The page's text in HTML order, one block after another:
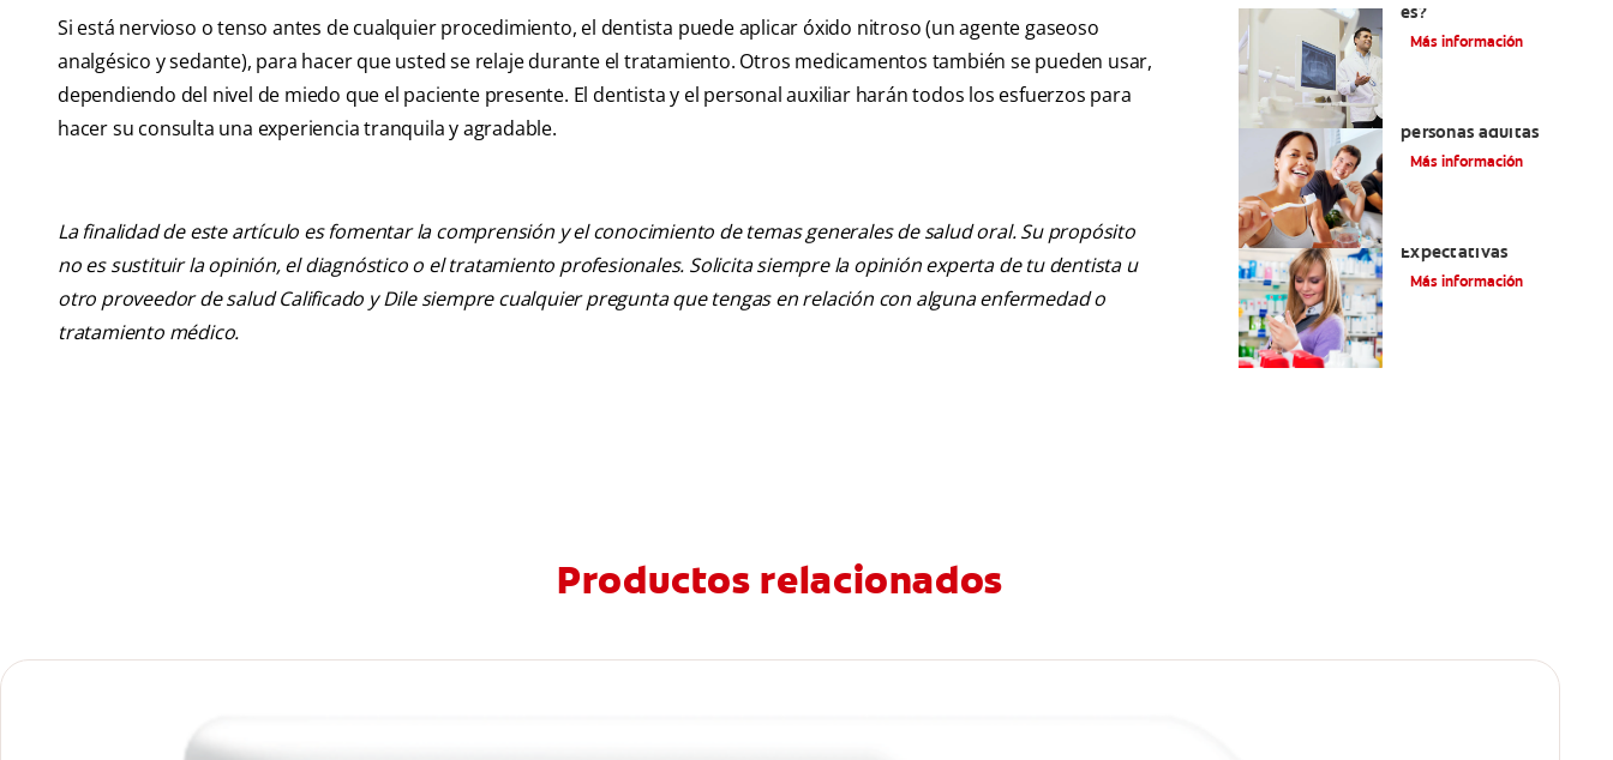
Si está nervioso o tenso antes de cualquier procedimiento, el dentista puede aplicar óxido nitroso (un agente gaseoso
analgésico y sedante), para hacer que usted se relaje durante el tratamiento. Otros medicamentos también se pueden usar,
dependiendo del nivel de miedo que el paciente presente. El dentista y el personal auxiliar harán todos los esfuerzos para
hacer su consulta una experiencia tranquila y agradable.
La finalidad de este artículo es fomentar la comprensión y el conocimiento de temas generales de salud oral. Su propósito
no es sustituir la opinión, el diagnóstico o el tratamiento profesionales. Solicita siempre la opinión experta de tu dentista u
otro proveedor de salud Calificado y Dile siempre cualquier pregunta que tengas en relación con alguna enfermedad o
tratamiento médico.
es?
Más información
personas adultas
Más información
Expectativas
Más información
Productos relacionados